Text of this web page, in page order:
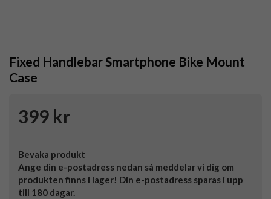
Fixed Handlebar Smartphone Bike Mount
Case
399 kr
Bevaka produkt
Ange din e-postadress nedan så meddelar vi dig om
produkten finns i lager! Din e-postadress sparas i upp
till 180 dagar.